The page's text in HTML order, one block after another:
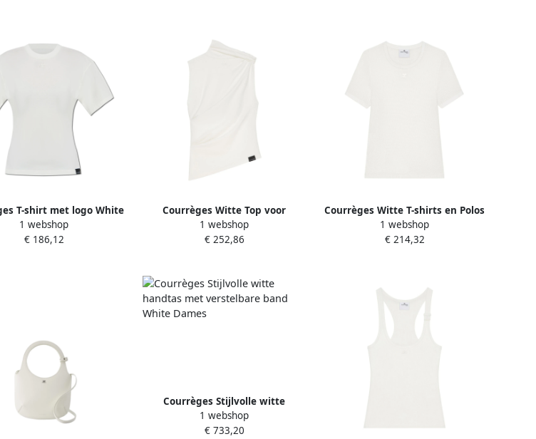
T-shirt met logo White
Dames
1 webshop
€ 186,12
Courrèges Witte Top voor
Vrouwen White Dames
1 webshop
€ 252,86
Courrèges Witte T-shirts en Polos
White Dames
1 webshop
€ 214,32
Courrèges Stijlvolle witte
handtas met verstelbare band
White Dames
1 webshop
€ 733,20